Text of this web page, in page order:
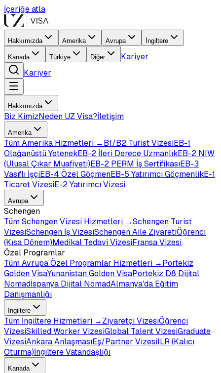
İçeriğe atla
Hakkımızda Amerika Avrupa İngiltere
Kanada Türkiye Diğer
Kariyer
Kariyer
Hakkımızda
Biz KimizNeden UZ Visa?İletişim
Amerika
TümAmerika Hizmetleri →B1/B2 Turist VizesiEB-1
Olağanüstü YetenekEB-2 İleri Derece UzmanlıkEB-2 NIW
(Ulusal Çıkar Muafiyeti)EB-2 PERM İş SertifikasıEB-3
Vasıflı İşçiEB-4 Özel GöçmenEB-5 Yatırımcı GöçmenlikE-1
Ticaret VizesiE-2 Yatırımcı Vizesi
Avrupa
Schengen
TümSchengen Vizesi Hizmetleri →Schengen Turist
VizesiSchengen İş VizesiSchengen Aile ZiyaretiÖğrenci
(Kısa Dönem)Medikal Tedavi VizesiFransa Vizesi
Özel Programlar
TümAvrupa Özel Programlar Hizmetleri →Portekiz
Golden VisaYunanistan Golden VisaPortekiz D8 Dijital
Nomadİspanya Dijital NomadAlmanya'da Eğitim
Danışmanlığı
İngiltere
Tüm İngiltere Hizmetleri →Ziyaretçi VizesiÖğrenci
VizesiSkilled Worker VizesiGlobal Talent VizesiGraduate
VizesiAnkara AnlaşmasıEş/Partner VizesiILR (Kalıcı
Oturma)İngiltere Vatandaşlığı
Kanada